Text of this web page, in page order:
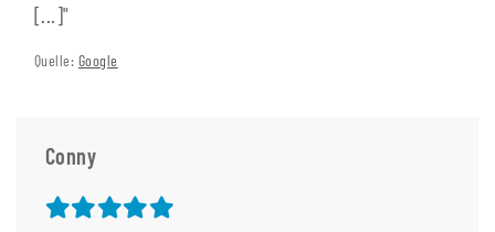
[...]"
Quelle: Google
Conny